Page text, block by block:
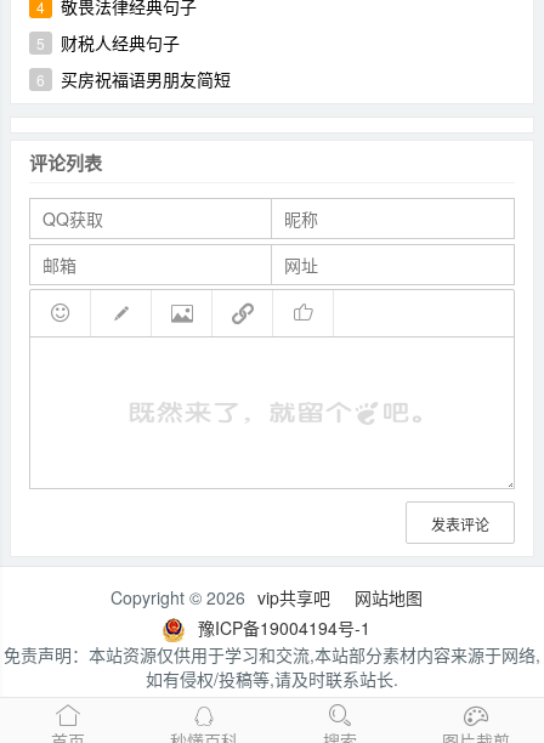
4 敬畏法律经典句子
5 财税人经典句子
6 买房祝福语男朋友简短
评论列表
发表评论
Copyright © 2026 vip共享吧
网站地图
豫ICP备19004194号-1
免责声明：本站资源仅供用于学习和交流,本站部分素材内容来源于网络,
如有侵权/投稿等,请及时联系站长.